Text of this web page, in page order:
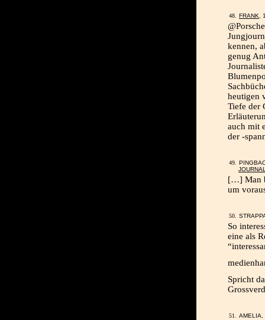
FRANK,
kennen,
genug
heutigen
Tiefe der
auch mit
der -
[…] Man
um
So
eine als
Spricht